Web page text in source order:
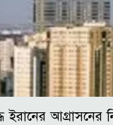
ইরানের আগ্রাসনের